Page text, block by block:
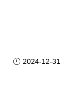
2024-12-31